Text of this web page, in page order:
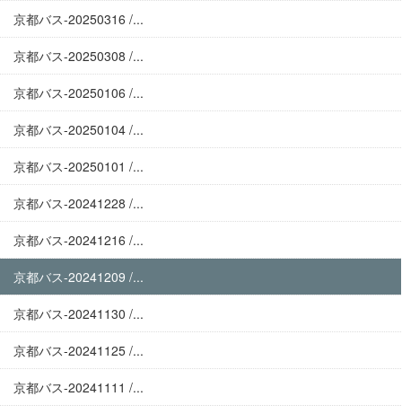
京都バス-20250316 /...
京都バス-20250308 /...
京都バス-20250106 /...
京都バス-20250104 /...
京都バス-20250101 /...
京都バス-20241228 /...
京都バス-20241216 /...
京都バス-20241209 /...
京都バス-20241130 /...
京都バス-20241125 /...
京都バス-20241111 /...